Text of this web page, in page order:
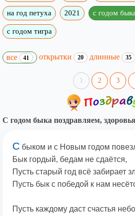
на год петуха 2021 с годом быка
с годом тигра
все 41 открытки 20 длинные 35
1 2 3
С годом быка поздравляем,
С быком и с Новым годом
Бык гордый, бедам не сдаётся,
Пусть старый год всё забирает
Пусть бык с победой к нам
Пусть каждому даст счастья